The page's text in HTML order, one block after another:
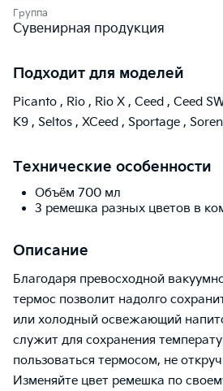
Группа
Сувенирная продукция
Подходит для моделей
Picanto , Rio , Rio X , Ceed , Ceed
K9 , Seltos , XCeed , Sportage ,
Технические особенности
Объём 700 мл
3 ремешка разных цветов в
Описание
Благодаря превосходной
термос позволит надолго
или холодный освежающий
служит для сохранения
пользоваться термосом, не
Изменяйте цвет ремешка по